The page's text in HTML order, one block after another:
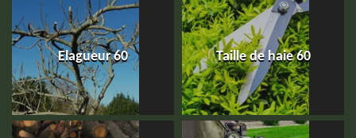
Elagueur 60 Taille de haie 60